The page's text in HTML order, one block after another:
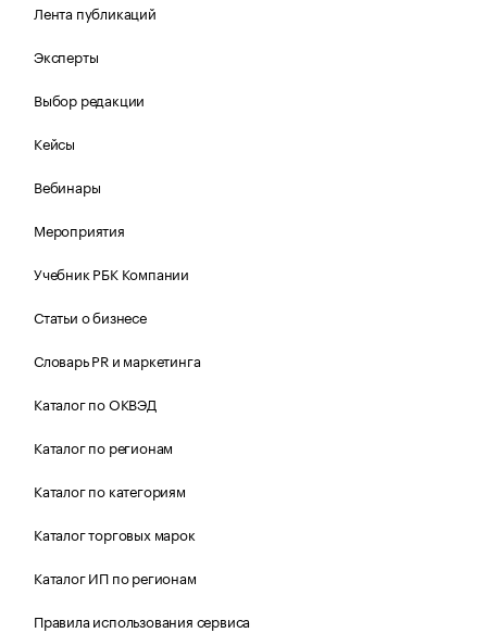
Лента публикаций
Эксперты
Выбор редакции
Кейсы
Вебинары
Мероприятия
Учебник РБК Компании
Статьи о бизнесе
Словарь PR и маркетинга
Каталог по ОКВЭД
Каталог по регионам
Каталог по категориям
Каталог торговых марок
Каталог ИП по регионам
Правила использования сервиса